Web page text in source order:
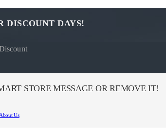
DISCOUNT DAYS!
STORE MESSAGE OR REMOVE IT!
About Us